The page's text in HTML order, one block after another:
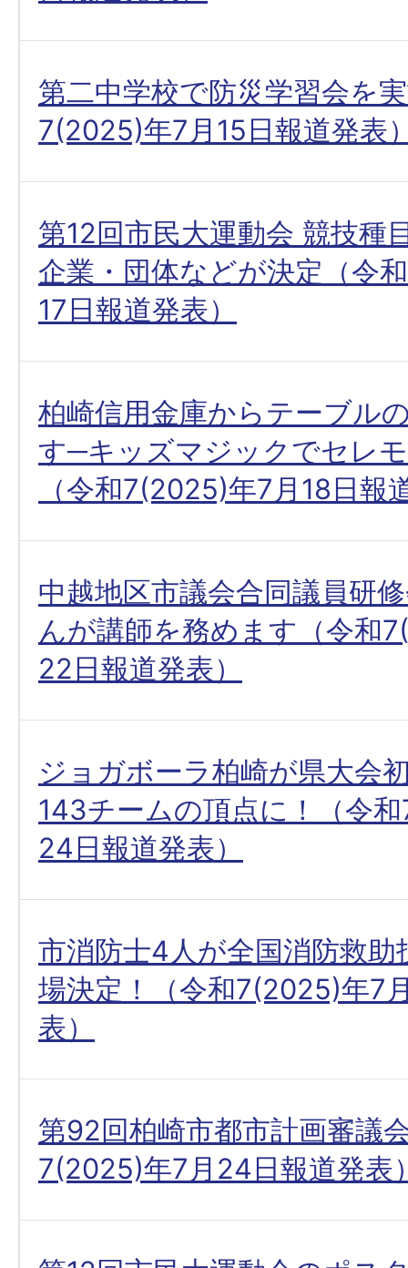
第二中学校で防災学習会を
7(2025)年7月15日報道発表
第12回市民大運動会 競技種
企業・団体などが決定（令
17日報道発表）
柏崎信用金庫からテーブル
す─キッズマジックでセレ
（令和7(2025)年7月18日報
中越地区市議会合同議員研
んが講師を務めます（令和
22日報道発表）
ジョガボーラ柏崎が県大会
143チームの頂点に！（令
24日報道発表）
市消防士4人が全国消防救助
場決定！（令和7(2025)年7
表）
第92回柏崎市都市計画審議
7(2025)年7月24日報道発表